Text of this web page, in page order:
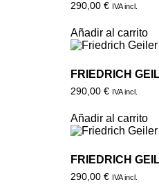
290,00 € IVA incl.
Añadir al carrito
FRIEDRICH
290,00 € IVA incl.
Añadir al carrito
FRIEDRICH
290,00 € IVA incl.